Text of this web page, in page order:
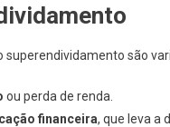
superendividamento são
ou perda de renda.
financeira, que leva a